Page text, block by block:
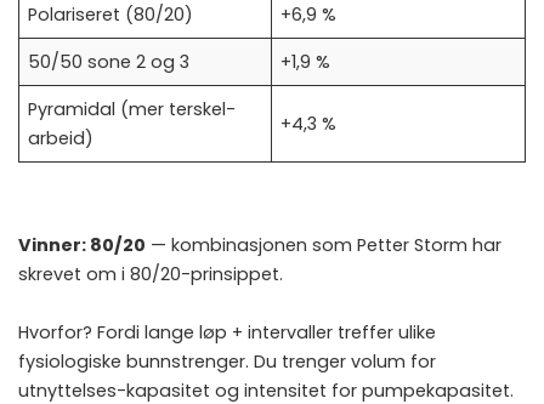
Polariseret (80/20)
+6,9 %
50/50 sone 2 og 3
+1,9 %
Pyramidal (mer terskel-
arbeid)
+4,3 %
Vinner: 80/20 — kombinasjonen som Petter Storm har
skrevet om i 80/20-prinsippet.
Hvorfor? Fordi lange løp + intervaller treffer ulike
fysiologiske bunnstrenger. Du trenger volum for
utnyttelses-kapasitet og intensitet for pumpekapasitet.